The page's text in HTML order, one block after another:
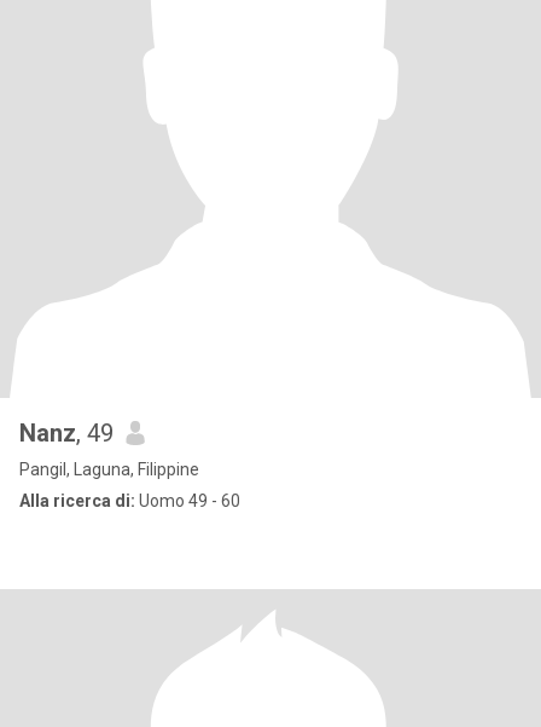
Nanz, 49
Pangil, Laguna, Filippine
Alla ricerca di: Uomo 49 - 60